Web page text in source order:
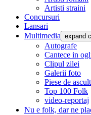
Artisti straini
Concursuri
Lansari
Multimedia expand
Autografe
Cantece in
Clipul zilei
Galerii foto
Piese de
Top 100 Folk
video-reportaj
Nu e folk, dar ne